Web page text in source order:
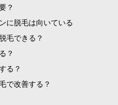
？
に脱毛は向いている
毛できる？
？
る？
で改善する？